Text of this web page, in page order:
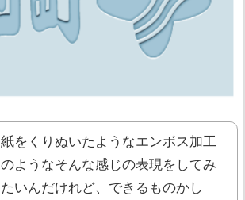
紙をくりぬいたようなエンボス加工
のようなそんな感じの表現をしてみ
たいんだけれど、できるものかし